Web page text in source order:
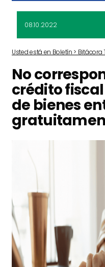
08.10.2022
Usted está en Boletín > Bitácora
No
crédito
de bienes